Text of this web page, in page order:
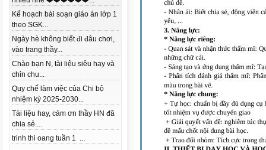
Kế hoạch bài soạn giáo án lớp 1
theo SGK...
Ngày hè không biết đi đâu chơi,
vào trang thầy...
Chào bạn N, tài liệu siêu hay và
chỉn chu...
Quy chế làm việc của Chi bộ
nhiệm kỳ 2025-2030...
Tài liệu hay, cảm ơn thầy HN đã
chia sẻ....
trinh thi oang tuần 1 ...